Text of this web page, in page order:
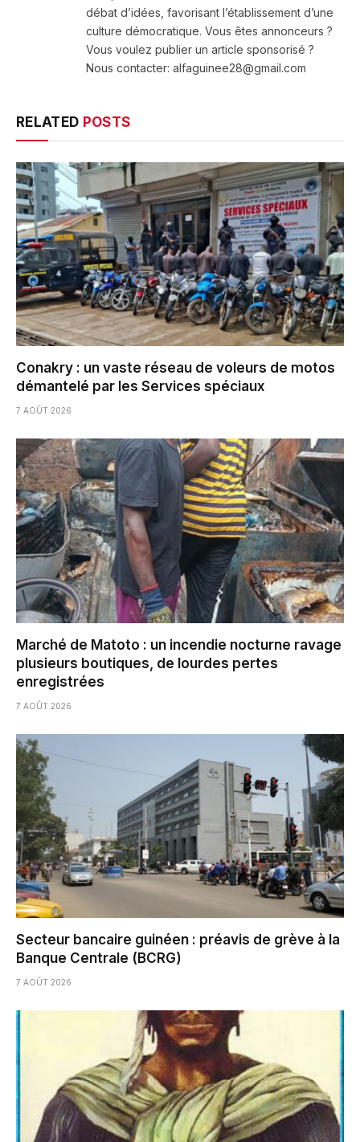
débat d’idées, favorisant l’établissement d’une
culture démocratique. Vous êtes annonceurs ?
Vous voulez publier un article sponsorisé ?
Nous contacter: alfaguinee28@gmail.com
RELATED POSTS
Conakry : un vaste réseau de voleurs de motos
démantelé par les Services spéciaux
7 AOÛT 2026
Marché de Matoto : un incendie nocturne ravage
plusieurs boutiques, de lourdes pertes
enregistrées
7 AOÛT 2026
Secteur bancaire guinéen : préavis de grève à la
Banque Centrale (BCRG)
7 AOÛT 2026